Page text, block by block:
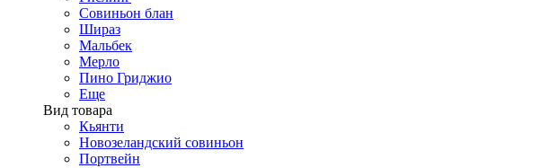
Совиньон блан
Шираз
Мальбек
Мерло
Пино Гриджио
Еще
Вид товара
Кьянти
Новозеландский совиньон
Портвейн